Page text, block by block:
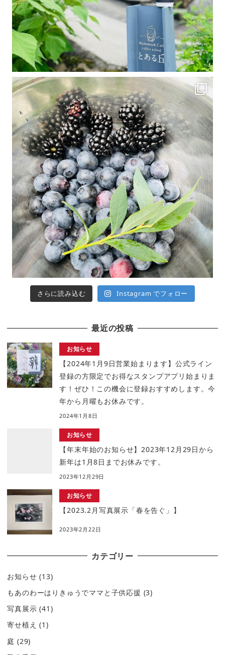
さらに読み込む Instagram でフォロー
最近の投稿
お知らせ
【2024年1月9日営業始まります】公式ライン
登録の方限定でお得なスタンプアプリ始まりま
す！ぜひ！この機会に登録おすすめします。今
年から月曜もお休みです。
2024年1月8日
お知らせ
【年末年始のお知らせ】2023年12月29日から
新年は1月8日までお休みです。
2023年12月29日
お知らせ
【2023.2月写真展示「春を告ぐ」】
2023年2月22日
カテゴリー
お知らせ (13)
もあのわーはりきゅうでママと子供応援 (3)
写真展示 (41)
寄せ植え (1)
庭 (29)